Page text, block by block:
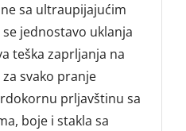
sa ultraupijajućim
jednostavo uklanja
teška zaprljanja na
svako pranje
prljavštinu sa
boje i stakla sa